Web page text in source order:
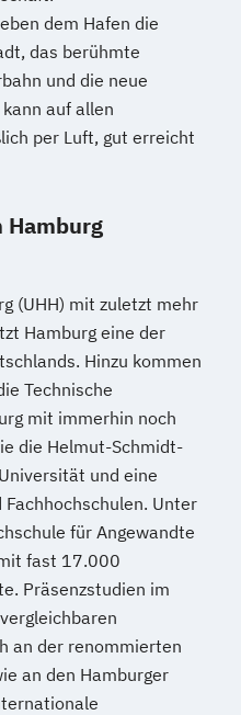
dem Hafen die
das berühmte
und die neue
auf allen
per Luft, gut erreicht
Hamburg
(UHH) mit zuletzt mehr
Hamburg eine der
Hinzu kommen
Technische
mit immerhin noch
die Helmut-Schmidt-
und eine
Unter
für Angewandte
fast 17.000
Präsenzstudien im
an der renommierten
an den Hamburger